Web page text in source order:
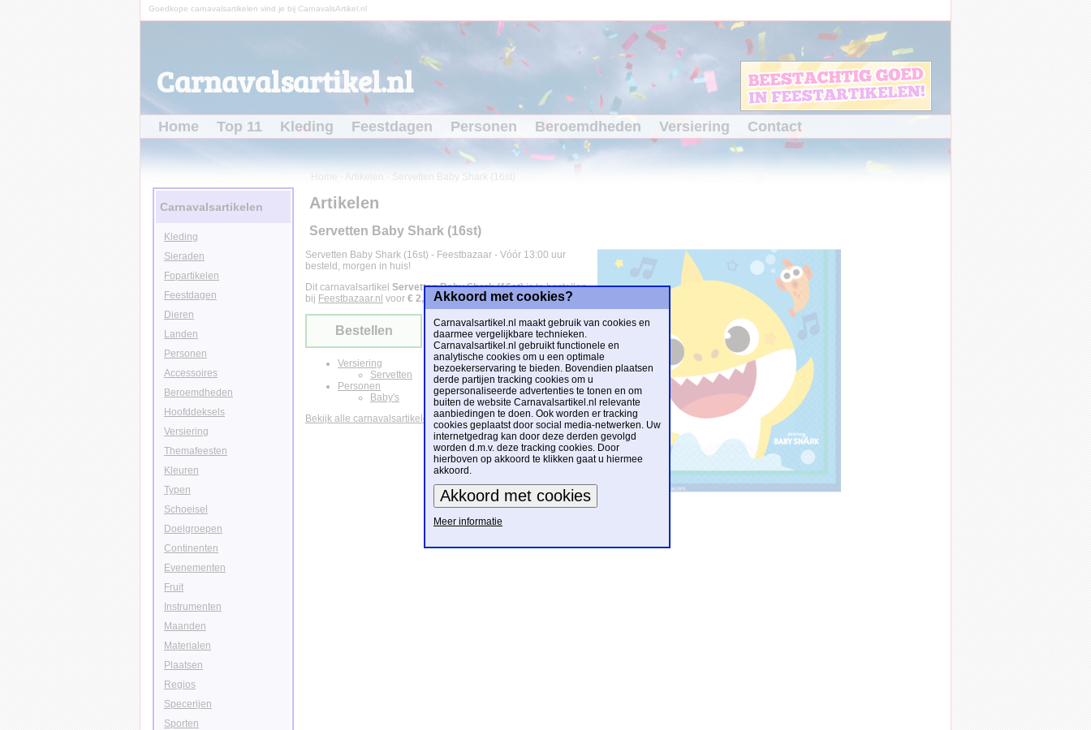
Goedkope carnavalsartikelen vind je bij CarnavalsArtikel.nl
Carnavalsartikel.nl
Home Top 11 Kleding Feestdagen Personen Beroemdheden Versiering Contact
Home Artikelen Servetten Baby Shark (16st)
Artikelen
Servetten Baby Shark (16st)
Servetten Baby Shark (16st) - Feestbazaar - Vóór 13:00 uur
besteld, morgen in huis!
Dit carnavalsartikel Servetten Baby Shark (16st)is te bestellen
bij Feestbazaar.nl voor € 2,95.
Bestellen
Versiering
Servetten
Personen
Baby's
Bekijk alle carnavalsartikelen
Carnavalsartikelen
Kleding
Sieraden
Fopartikelen
Feestdagen
Dieren
Landen
Personen
Accessoires
Beroemdheden
Hoofddeksels
Versiering
Themafeesten
Kleuren
Typen
Schoeisel
Doelgroepen
Continenten
Evenementen
Fruit
Instrumenten
Maanden
Materialen
Plaatsen
Regios
Specerijen
Sporten
Akkoord met cookies?
Carnavalsartikel.nl maakt gebruik van cookies en
daarmee vergelijkbare technieken.
Carnavalsartikel.nl gebruikt functionele en
analytische cookies om u een optimale
bezoekerservaring te bieden. Bovendien plaatsen
derde partijen tracking cookies om u
gepersonaliseerde advertenties te tonen en om
buiten de website Carnavalsartikel.nl relevante
aanbiedingen te doen. Ook worden er tracking
cookies geplaatst door social media-netwerken. Uw
internetgedrag kan door deze derden gevolgd
worden d.m.v. deze tracking cookies. Door
hierboven op akkoord te klikken gaat u hiermee
akkoord.
Meer informatie